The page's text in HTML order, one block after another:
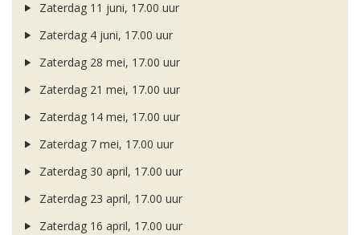
Zaterdag 11 juni, 17.00 uur
Zaterdag 4 juni, 17.00 uur
Zaterdag 28 mei, 17.00 uur
Zaterdag 21 mei, 17.00 uur
Zaterdag 14 mei, 17.00 uur
Zaterdag 7 mei, 17.00 uur
Zaterdag 30 april, 17.00 uur
Zaterdag 23 april, 17.00 uur
Zaterdag 16 april, 17.00 uur